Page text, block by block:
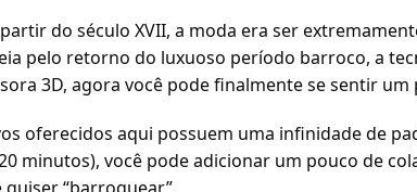
do século XVII, a moda era ser
pelo retorno do luxuoso período barroco, a
3D, agora você pode finalmente se sentir
oferecidos aqui possuem uma infinidade de
minutos), você pode adicionar um pouco de